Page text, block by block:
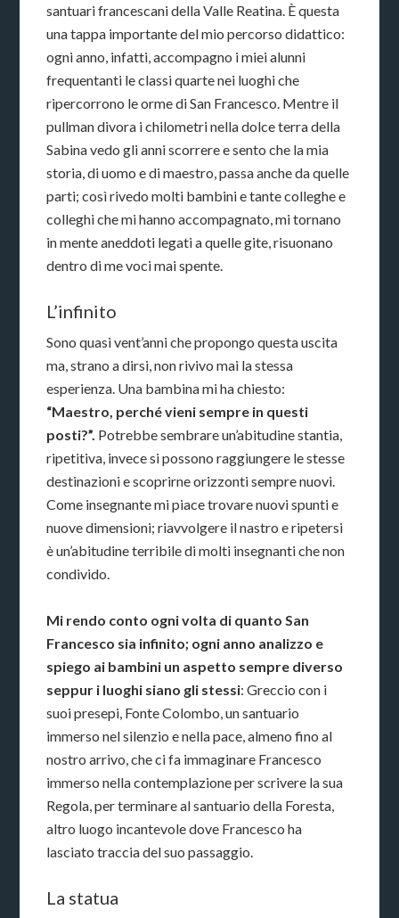
santuari francescani della Valle Reatina. È questa
una tappa importante del mio percorso didattico:
ogni anno, infatti, accompagno i miei alunni
frequentanti le classi quarte nei luoghi che
ripercorrono le orme di San Francesco. Mentre il
pullman divora i chilometri nella dolce terra della
Sabina vedo gli anni scorrere e sento che la mia
storia, di uomo e di maestro, passa anche da quelle
parti; così rivedo molti bambini e tante colleghe e
colleghi che mi hanno accompagnato, mi tornano
in mente aneddoti legati a quelle gite, risuonano
dentro di me voci mai spente.
L’infinito
Sono quasi vent’anni che propongo questa uscita
ma, strano a dirsi, non rivivo mai la stessa
esperienza. Una bambina mi ha chiesto:
“Maestro, perché vieni sempre in questi
posti?”. Potrebbe sembrare un’abitudine stantia,
ripetitiva, invece si possono raggiungere le stesse
destinazioni e scoprirne orizzonti sempre nuovi.
Come insegnante mi piace trovare nuovi spunti e
nuove dimensioni; riavvolgere il nastro e ripetersi
è un’abitudine terribile di molti insegnanti che non
condivido.
Mi rendo conto ogni volta di quanto San
Francesco sia infinito; ogni anno analizzo e
spiego ai bambini un aspetto sempre diverso
seppur i luoghi siano gli stessi: Greccio con i
suoi presepi, Fonte Colombo, un santuario
immerso nel silenzio e nella pace, almeno fino al
nostro arrivo, che ci fa immaginare Francesco
immerso nella contemplazione per scrivere la sua
Regola, per terminare al santuario della Foresta,
altro luogo incantevole dove Francesco ha
lasciato traccia del suo passaggio.
La statua